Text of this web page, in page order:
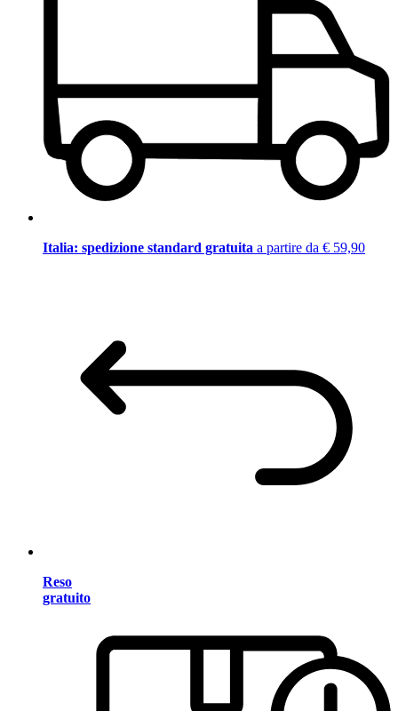
Italia: spedizione standard gratuita a partire da € 59,90
Reso
gratuito